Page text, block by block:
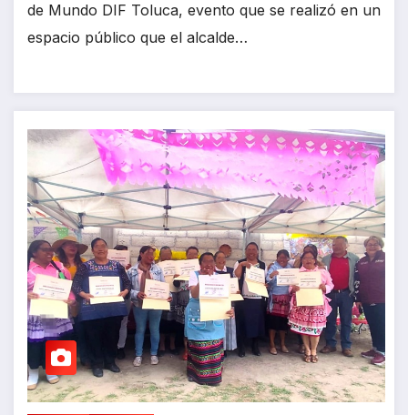
de Mundo DIF Toluca, evento que se realizó en un
espacio público que el alcalde…